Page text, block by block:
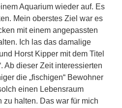
Aquarium wieder auf. Es
Mein oberstes Ziel war es
mit einem angepassten
Ich las das damalige
Horst Kipper mit dem Titel
Ab dieser Zeit interessierten
die „fischigen“ Bewohner
einen Lebensraum
zu halten. Das war für mich